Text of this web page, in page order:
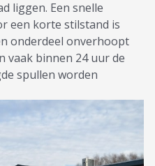
liggen. Een snelle
een korte stilstand is
onderdeel onverhoopt
vaak binnen 24 uur de
spullen worden